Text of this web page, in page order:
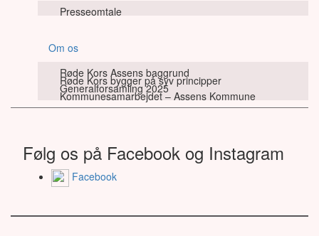
Presseomtale
Om os
Røde Kors Assens baggrund
Røde Kors bygger på syv principper
Generalforsamling 2025
Kommunesamarbejdet – Assens Kommune
Følg os på Facebook og Instagram
Facebook